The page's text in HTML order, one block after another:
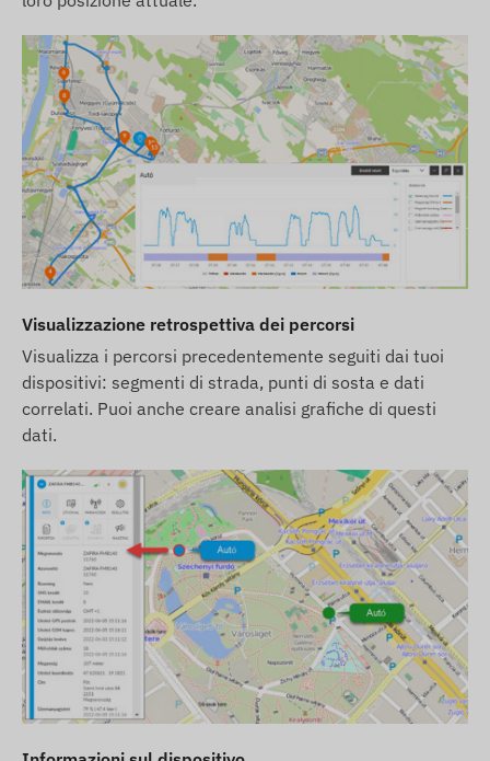
notifiche via email desideri utilizzare anche il
nostro servizio di allarme SMS, acquista una carta
di credito SMS, disponibile nel nostro negozio
online tra i prodotti associati al dispositivo.
Questo dispositivo funziona esclusivamente su
rete 2G. Questa rete e gia stata disattivata da
alcuni fornitori di servizi GSM in alcuni paesi (ad
esempio, in Svizzera) e si prevede che verra
disattivata uniformemente in tutta Europa entro il
31 dicembre 2025. Nel caso di un determinato
situazione attuale a livello locale, ma se
pianificate a lungo termine, vi consigliamo di
scegliere un dispositivo che funzioni su rete 4G.
Le descrizioni e le immagini dei dispositivi sul sito
web si basano sulle informazioni pubblicate dal
produttore, che non sono sempre accurate e prive
di errori. Il produttore si riserva il diritto di
modificare alcuni parametri del prodotto o del suo
imballaggio senza preavviso - l'aggiornamento di
questi dati sul nostro sito web avviene dopo la
rilevazione e la valutazione di tali modifiche.
Visualizzazione retrospettiva dei percorsi
Visualizza i percorsi precedentemente seguiti dai tuoi
dispositivi: segmenti di strada, punti di sosta e dati
correlati. Puoi anche creare analisi grafiche di questi
dati.